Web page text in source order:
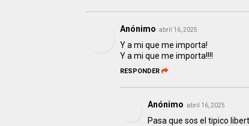
Anónimo abril 16, 2025
Y a mi que me importa!
Y a mi que me importa!!!!
RESPONDER
Anónimo abril 16, 2025
Pasa que sos el tipico